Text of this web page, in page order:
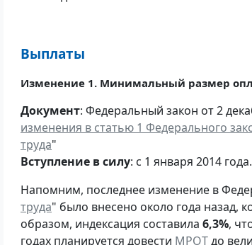
Выплаты
Изменение 1. Минимальный размер
Документ: Федеральный закон от 2
изменения в статью 1 Федерального
труда"
Вступление в силу: с 1 января 2014 года.
Напомним, последнее изменение в
труда" было внесено около года назад,
образом, индексация составила 6,3%,
годах планируется довести МРОТдо